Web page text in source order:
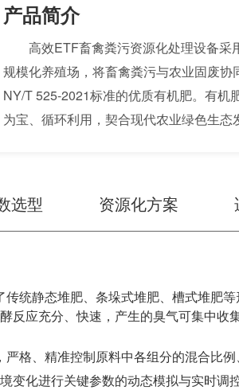
产品简介
高效ETF畜禽粪污资源化处理设备
规模化养殖场，将畜禽粪污与农业固废
NY/T 525-2021标准的优质有机肥。有机
为宝、循环利用，契合现代农业绿色生态
选型 资源化方案
统静态堆肥、条垛式堆肥、槽式堆肥
反应充分、快速，产生的臭气可集中
格、精准控制原料中各组分的混合比
变化进行关键参数的动态模拟与实时